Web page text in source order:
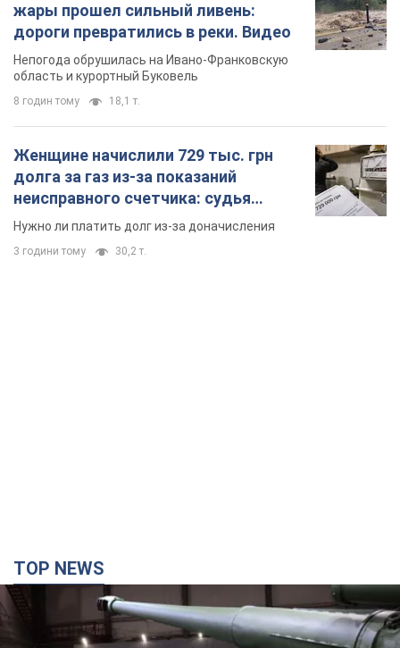
жары прошел сильный ливень:
дороги превратились в реки. Видео
Непогода обрушилась на Ивано-Франковскую
область и курортный Буковель
8 годин тому 18,1 т.
Женщине начислили 729 тыс. грн
долга за газ из-за показаний
неисправного счетчика: судья
вынес неожиданное решение
Нужно ли платить долг из-за доначисления
3 години тому 30,2 т.
TOP NEWS